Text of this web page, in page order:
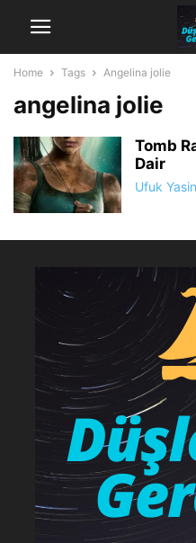
Home Tags Angelina jolie
angelina jolie
Tomb
Dair
Ufuk Yasin